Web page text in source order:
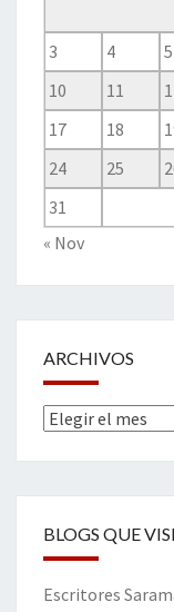
3
4 5
10
11
17
18
24
25
31
« Nov
ARCHIVOS
Archivos
BLOGS QUE
Escritores